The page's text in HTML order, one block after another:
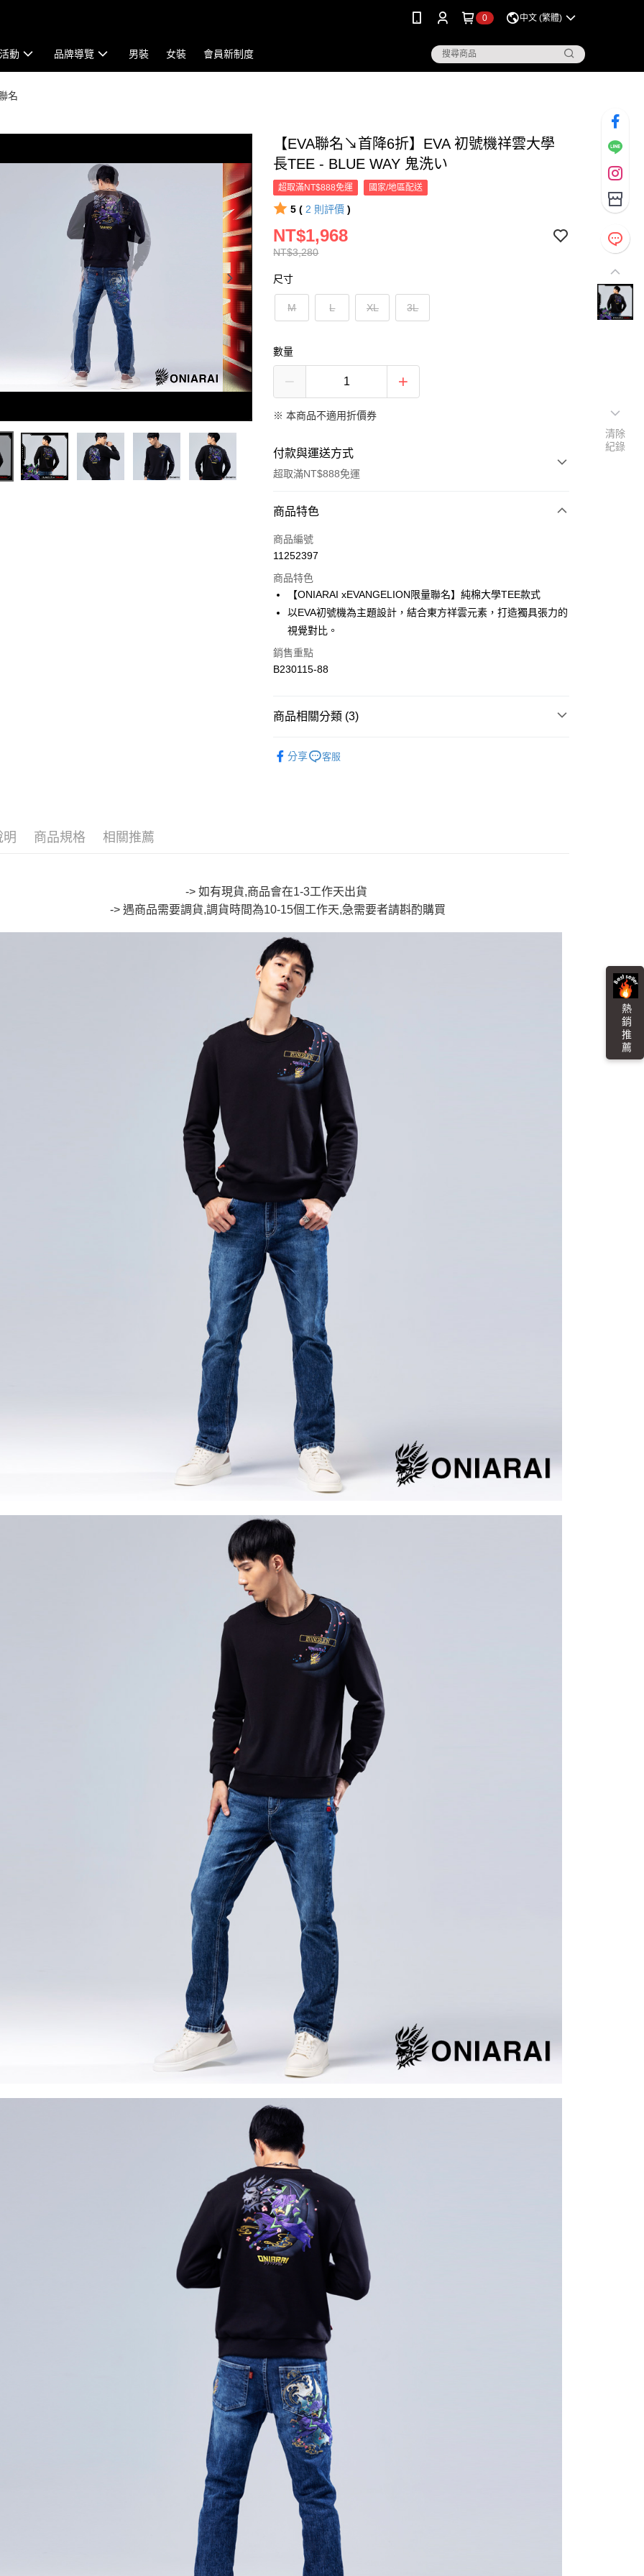
熱 銷 推 薦
0 中文 (繁體)
動 品牌導覽 男裝 女裝 會員新制度
名
【EVA聯名↘首降6折】EVA 初號機祥雲大學
長TEE - BLUE WAY 鬼洗い
超取滿NT$888免運 國家/地區配送
5 ( 2 則評價 )
NT$3,280
NT$1,968
尺寸
M L XL 3L
數量
※ 本商品不適用折價券
付款與運送方式
超取滿NT$888免運
付款方式
信用卡一次付款
LINE Pay
Apple Pay
悠遊付
全盈+PAY
大哥付你分期
無法說明評估內容。
【繳款方式說明】
1.分期款項不併入電信帳單，「大哥付你分期」於每月結算日後寄送繳費提
2.透過簡訊連結打開帳單後，可選擇「超商條碼／台灣大直營門市／銀行轉
帳／街口支付／iPASS MONEY」等通路繳費。
【注意事項】
1.本服務係由「台灣大哥大股份有限公司」（以下簡稱本公司）所提供，讓
用戶於交易時，得透過本服務購買商品或服務，並由商店將買賣／分期付
款買賣價金債權讓與本公司後，依約使用本公司帳單繳交帳款。
2.基於同意付款使用「大哥付你分期」之契約關係目的，商店將以您的個人
資料（包含姓名、電話或地址）提供予台灣大哥大進項蒐集、處理及利
用，由本公司與您本人進行分期帳單所需資料之確認、核對及更正。
3.完整用戶服務條款，請詳閱以下連結：
３．安心：先確認商品／服務後，再付款。
【「AFTEE先享後付」結帳流程】
付」結帳頁面，進行簡訊認證並確認金額後，即可完成結帳。
２．訂單成立數日內，您將收到繳費通知簡訊。
３．收到繳費通知簡訊後14天內，點擊此簡訊中的連結，可透過四大超商
／ATM／網路銀行／等多元方式進行付款，方視為交易完成。
※ 請注意：結帳手續完成當下不需立刻繳費，但若您需要取消訂單，請聯
絡購買商品的店家。未經商家同意取消之訂單仍視為有效，需透過AFTEE
先享後付繳納相關費用。
※ 交易是否成功請以「AFTEE先享後付 」之結帳頁面顯示為準，若有關於
是否繳費成功／繳費後需取消欲退款等相關疑問，請聯繫「AFTEE先享後
付客戶支援中心」
【注意事項】
１．透過由恩沛科技股份有限公司提供之「AFTEE先享後付」服務完成之
交易，需依本服務之必要範圍內提供個人資料，並將交易相關給付款項請
求債權轉讓予恩沛科技股份有限公司。
２．關於個人資料處理事宜，請瀏覽以下網址：
https://aftee.tw/terms/#terms3
３．未成年的使用者請事先徵得法定代理人或監護人之同意方可使用
「AFTEE先享後付」，若未經同意申辦者引起之損失，本公司不負相關責
４．使用「AFTEE先享後付」時，將依據個別帳號之用戶狀況，依本公司
即時審查核予不同之上限額度；若仍有額度不足之情形，本公司將視審查
結果請求用戶進行身份認證。
５．嚴禁一人註冊多個帳號或使用他人資訊註冊。若發現惡意使用之情
形，恩沛科技股份有限公司將有權停止該用戶之使用額度並採取法律行
動。
全家取貨付款
付款後全家取貨
每筆NT$80，滿NT$888(含以上)免運費
萊爾富取貨付款
每筆NT$60，滿NT$3,000(含以上)免運費
付款後萊爾富取貨
每筆NT$60，滿NT$3,000(含以上)免運費
7-11取貨付款
每筆NT$80，滿NT$3,000(含以上)免運費
付款後7-11取貨
每筆NT$80，滿NT$3,000(含以上)免運費
宅配
每筆NT$100，滿NT$3,000(含以上)免運費
海外配送
商品特色
商品編號
11252397
商品特色
【ONIARAI xEVANGELION限量聯名】純棉大學TEE款式
以EVA初號機為主題設計，結合東方祥雲元素，打造獨具張力的
視覺對比。
銷售重點
B230115-88
商品相關分類 (3)
分享 客服
明 商品規格 相關推薦
-> 如有現貨,商品會在1-3工作天出貨
-> 遇商品需要調貨,調貨時間為10-15個工作天,急需要者請斟酌購買
清除
紀錄